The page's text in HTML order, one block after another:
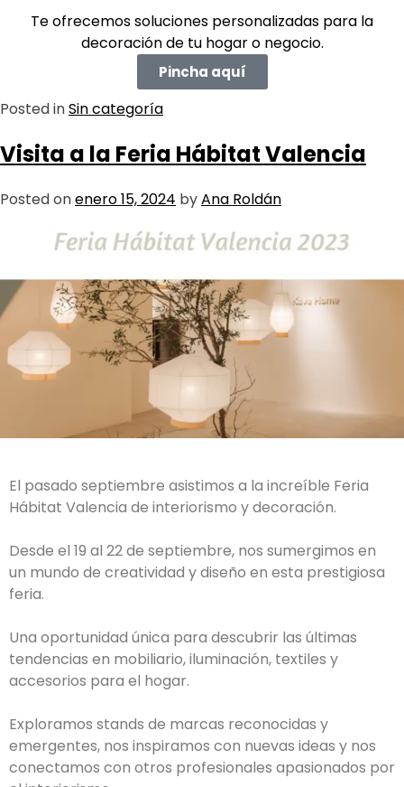
Te ofrecemos soluciones personalizadas para la
decoración de tu hogar o negocio.
Pincha aquí
Posted inSin categoría
Visita a la Feria Hábitat Valencia
Posted onenero 15, 2024 byAna Roldán
El pasado septiembre asistimos a la increíble Feria
Hábitat Valencia de interiorismo y decoración.
Desde el 19 al 22 de septiembre, nos sumergimos en
un mundo de creatividad y diseño en esta prestigiosa
feria.
Una oportunidad única para descubrir las últimas
tendencias en mobiliario, iluminación, textiles y
accesorios para el hogar.
Exploramos stands de marcas reconocidas y
emergentes, nos inspiramos con nuevas ideas y nos
conectamos con otros profesionales apasionados por